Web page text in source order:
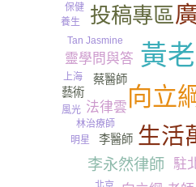
黃
向立
生活
投稿專區
李永然律師
靈學問與答
駐
法律雲
李醫師
蔡醫師
藝術
林治療師
養生
Tan Jasmine
保健
上海
風光
明星